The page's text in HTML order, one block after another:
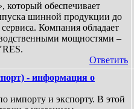
обеспечивает
шинной продукции до
Компания обладает
мощностями –
Ответить
- информация о
импорту и экспорту. В этой